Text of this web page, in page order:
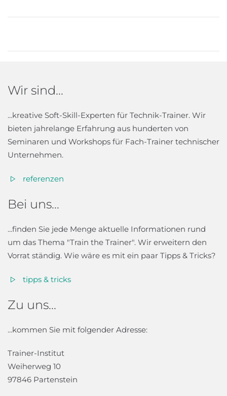
Wir sind...
...kreative Soft-Skill-Experten für Technik-Trainer. Wir
bieten jahrelange Erfahrung aus hunderten von
Seminaren und Workshops für Fach-Trainer technischer
Unternehmen.
referenzen
Bei uns...
...finden Sie jede Menge aktuelle Informationen rund
um das Thema "Train the Trainer". Wir erweitern den
Vorrat ständig. Wie wäre es mit ein paar Tipps & Tricks?
tipps & tricks
Zu uns...
...kommen Sie mit folgender Adresse:
Trainer-Institut
Weiherweg 10
97846 Partenstein